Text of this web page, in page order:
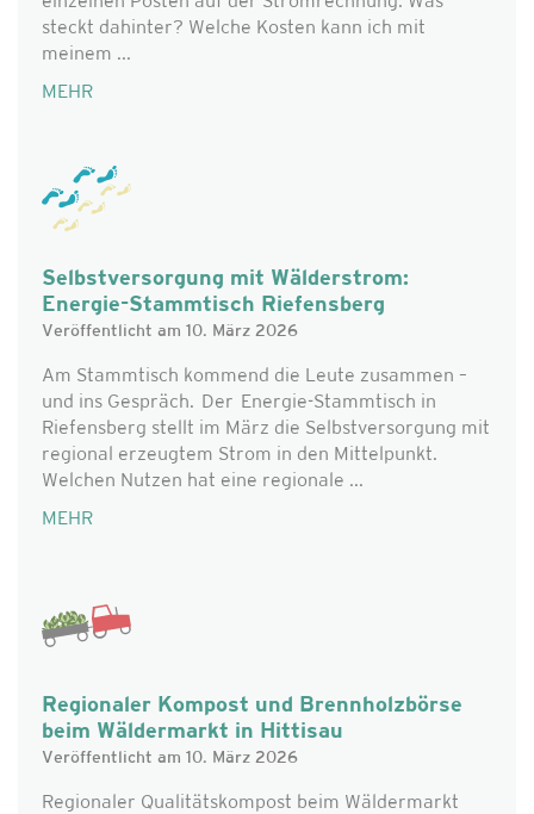
steckt dahinter? Welche Kosten kann ich mit
meinem ...
MEHR
Selbstversorgung mit Wälderstrom:
Energie-Stammtisch Riefensberg
Veröffentlicht am 10. März 2026
Am Stammtisch kommend die Leute zusammen –
und ins Gespräch. Der Energie-Stammtisch in
Riefensberg stellt im März die Selbstversorgung mit
regional erzeugtem Strom in den Mittelpunkt.
Welchen Nutzen hat eine regionale ...
MEHR
Regionaler Kompost und Brennholzbörse
beim Wäldermarkt in Hittisau
Veröffentlicht am 10. März 2026
Regionaler Qualitätskompost beim Wäldermarkt